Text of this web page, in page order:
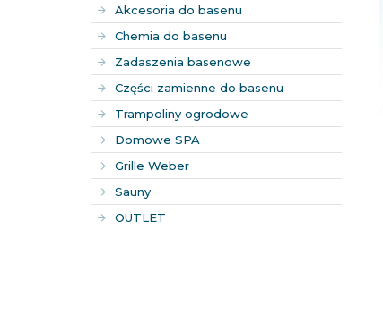
Akcesoria do basenu
Chemia do basenu
Zadaszenia basenowe
Części zamienne do basenu
Trampoliny ogrodowe
Domowe SPA
Grille Weber
Sauny
OUTLET